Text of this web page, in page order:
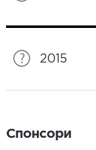
2015
Спонсори